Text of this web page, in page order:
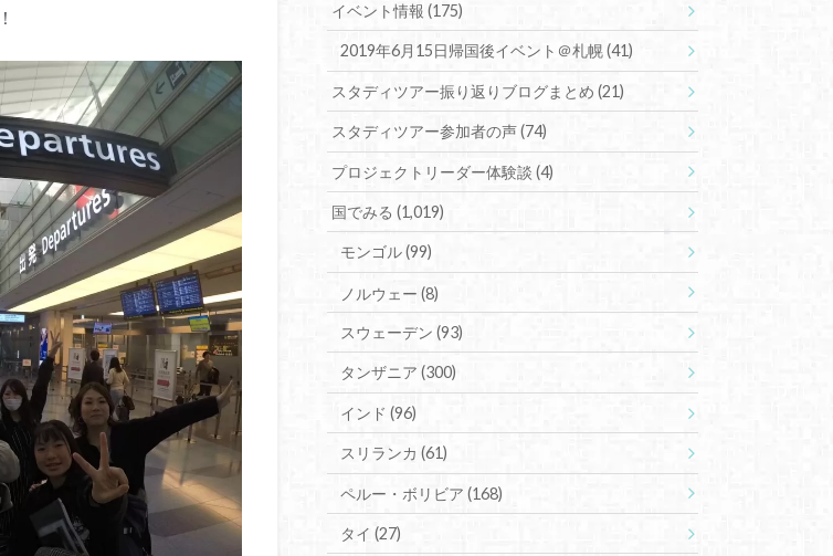
イベント情報(175)
2019年6月15日帰国後イベント＠札幌(41)
スタディツアー振り返りブログまとめ(21)
スタディツアー参加者の声(74)
プロジェクトリーダー体験談(4)
国でみる(1,019)
モンゴル(99)
ノルウェー (8)
スウェーデン (93)
タンザニア (300)
インド (96)
スリランカ (61)
ペルー・ボリビア (168)
タイ (27)